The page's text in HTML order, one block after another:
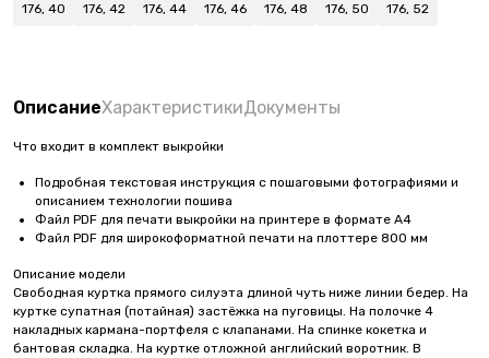
176, 40 176, 42 176, 44 176, 46 176, 48 176, 50 176, 52
ОписаниеХарактеристикиДокументы
Что входит в комплект выкройки
Подробная текстовая инструкция с пошаговыми фотографиями и
описанием технологии пошива
Файл PDF для печати выкройки на принтере в формате А4
Файл PDF для широкоформатной печати на плоттере 800 мм
Описание модели
Свободная куртка прямого силуэта длиной чуть ниже линии бедер. На
куртке супатная (потайная) застёжка на пуговицы. На полочке 4
накладных кармана-портфеля с клапанами. На спинке кокетка и
бантовая складка. На куртке отложной английский воротник. В